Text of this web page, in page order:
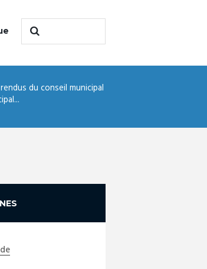
du conseil municipal